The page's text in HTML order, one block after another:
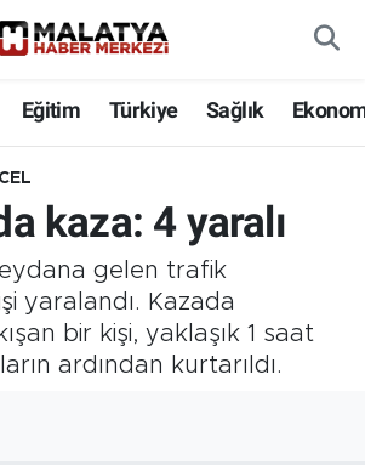
Eğitim Türkiye Sağlık
kaza: 4 yaralı
gelen trafik
yaralandı. Kazada
bir kişi, yaklaşık 1 saat
ardından kurtarıldı.